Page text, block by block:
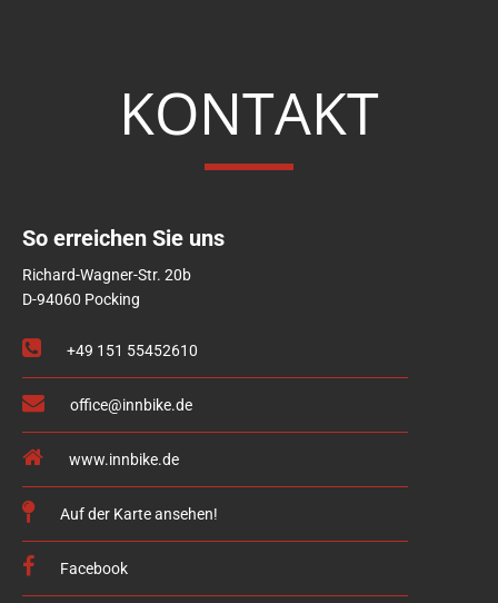
KONTAKT
So erreichen Sie uns
Richard-Wagner-Str. 20b
D-94060 Pocking
+49 151 55452610
office@innbike.de
www.innbike.de
Auf der Karte ansehen!
Facebook